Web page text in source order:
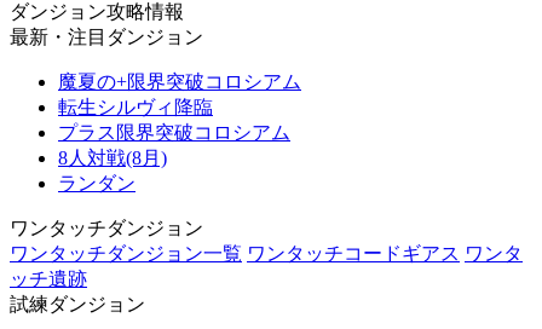
ダンジョン攻略情報
最新・注目ダンジョン
魔夏の+限界突破コロシアム
転生シルヴィ降臨
プラス限界突破コロシアム
8人対戦(8月)
ランダン
ワンタッチダンジョン
ワンタッチダンジョン一覧 ワンタッチコードギアス ワンタ
ッチ遺跡
試練ダンジョン